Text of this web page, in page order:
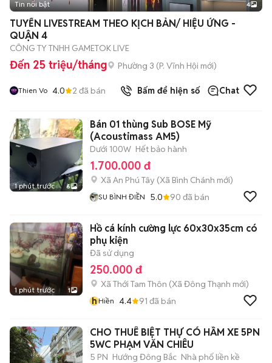
Tin nổi bật 4
TUYỂN LIVESTREAM THEO KỊCH BẢN/ HIỆU ỨNG -
QUẬN 4
CÔNG TY TNHH GAMETOK LIVE
Đến 25 triệu/tháng Phường 3 (P. Vĩnh Hội mới)
Thien Vo 4.0 2 đã bán Bấm để hiện số Chat
1 phút trước 6
Bán 01 thùng Sub BOSE Mỹ
(Acoustimass AM5)
Dưới 100W Hết bảo hành
1.700.000 đ
Xã An Phú Tây (Xã Bình Chánh mới)
SU BÌNH ĐIỀN 5.0 90 đã bán
1 phút trước 1
Hồ cá kính cường lực 60x30x35cm có
phụ kiện
Đã sử dụng
250.000 đ
Xã Thới Tam Thôn (Xã Đông Thạnh mới)
hHiền 4.4 91 đã bán
CHO THUÊ BIỆT THỰ CÓ HẦM XE 5PN
5WC PHẠM VĂN CHIÊU
5 PN Hướng Đông Bắc Nhà phố liền kề